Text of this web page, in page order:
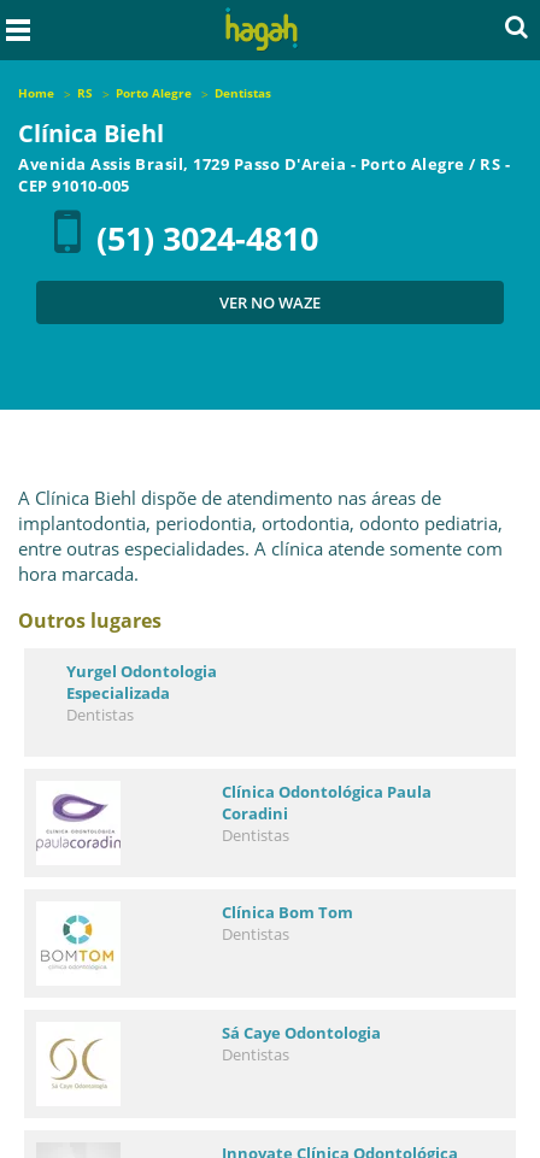
Home RS Porto Alegre Dentistas
Clínica Biehl
Avenida Assis Brasil, 1729 Passo D'Areia - Porto Alegre / RS -
CEP 91010-005
(51) 3024-4810
VER NO WAZE
A Clínica Biehl dispõe de atendimento nas áreas de
implantodontia, periodontia, ortodontia, odonto pediatria,
entre outras especialidades. A clínica atende somente com
hora marcada.
Outros lugares
Yurgel Odontologia
Especializada
Dentistas
Clínica Odontológica Paula
Coradini
Dentistas
Clínica Bom Tom
Dentistas
Sá Caye Odontologia
Dentistas
Innovate Clínica Odontológica